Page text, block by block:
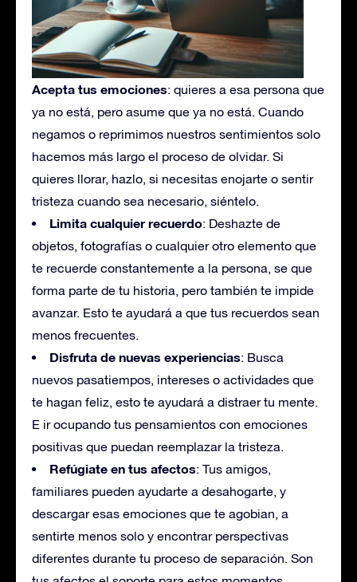
Acepta tus emociones: quieres a esa persona que
ya no está, pero asume que ya no está. Cuando
negamos o reprimimos nuestros sentimientos solo
hacemos más largo el proceso de olvidar. Si
quieres llorar, hazlo, si necesitas enojarte o sentir
tristeza cuando sea necesario, siéntelo.
Limita cualquier recuerdo: Deshazte de
objetos, fotografías o cualquier otro elemento que
te recuerde constantemente a la persona, se que
forma parte de tu historia, pero también te impide
avanzar. Esto te ayudará a que tus recuerdos sean
menos frecuentes.
Disfruta de nuevas experiencias: Busca
nuevos pasatiempos, intereses o actividades que
te hagan feliz, esto te ayudará a distraer tu mente.
E ir ocupando tus pensamientos con emociones
positivas que puedan reemplazar la tristeza.
Refúgiate en tus afectos: Tus amigos,
familiares pueden ayudarte a desahogarte, y
descargar esas emociones que te agobian, a
sentirte menos solo y encontrar perspectivas
diferentes durante tu proceso de separación. Son